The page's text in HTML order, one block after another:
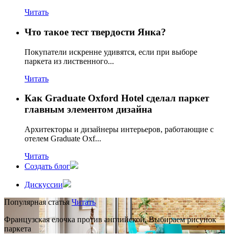
Читать
Что такое тест твердости Янка?
Покупатели искренне удивятся, если при выборе
паркета из лиственного...
Читать
Как Graduate Oxford Hotel сделал паркет
главным элементом дизайна
Архитекторы и дизайнеры интерьеров, работающие с
отелем Graduate Oxf...
Читать
Создать блог
Дискуссии
Популярная статья Читать
Французская елочка против английской. Выбираем рисунок
паркета